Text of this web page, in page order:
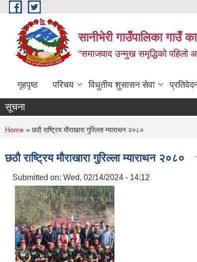
Skip to main content
सानीभेरी गाउँपालिका गाउँ
“समाजवाद उन्मुख समृद्धिको पहिलो
गृहपृष्ठ परिचय विधुतीय शुसासन सेवा
सूचना
You are here
Home » छठौ राष्ट्रिय मौराखारा गुरिल्ला म्याराथन २०८०
छठौ राष्ट्रिय मौराखारा गुरिल्ला म्याराथन २०८०
Submitted on: Wed, 02/14/2024 - 14:12